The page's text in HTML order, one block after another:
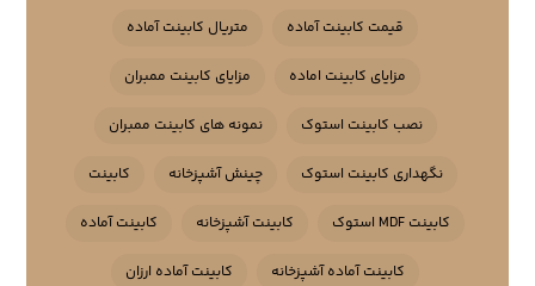
قیمت کابینت آماده متریال کابینت آماده
مزایای کابینت اماده مزایای کابینت ممبران
نصب کابینت استوک نمونه های کابینت ممبران
نگهداری کابینت استوک چینش آشپزخانه کابینت
کابینت MDF استوک کابینت آشپزخانه کابینت آماده
کابینت آماده آشپزخانه کابینت آماده ارزان